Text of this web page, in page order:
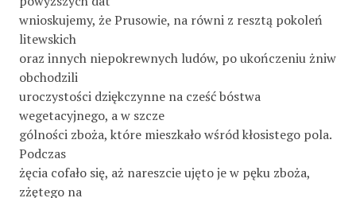
wnioskujemy, że Prusowie, na równi z resztą pokoleń
litewskich
oraz innych niepokrewnych ludów, po ukończeniu żniw
obchodzili
uroczystości dziękczynne na cześć bóstwa
wegetacyjnego, a w szcze­
gólności zboża, które mieszkało wśród kłosistego pola.
Podczas
żęcia cofało się, aż nareszcie ujęto je w pęku zboża,
zżętego na